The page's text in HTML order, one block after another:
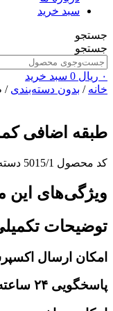
سبد خرید
جستجو
جستجو
۰ ریال 0 سبد خرید
خانه / بدون دسته‌بندی /
طبقه اضافی
کد محصول 5015/1
ویژگی‌های
توضیحات
امکان ارسال
پاسخگویی ۲۴ ساعته